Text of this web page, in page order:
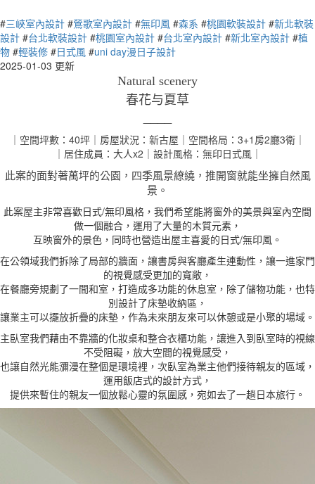
#三峽室內設計 #鶯歌室內設計 #無印風 #森系 #桃園軟裝設計 #新北軟裝
設計 #台北軟裝設計 #桃園室內設計 #台北室內設計 #新北室內設計 #植
物 #輕裝修 #日式風 #uni day漫日子設計
2025-01-03 更新
Natural scenery
春花与夏草
｜空間坪數：40坪｜房屋狀況：新古屋｜空間格局：3+1房2廳3衛｜
｜居住成員：大人x2｜設計風格：無印日式風｜
此案的面對著萬坪的公園，四季風景繚繞，推開窗就能坐擁自然風
景。
此案屋主非常喜歡日式/無印風格，我們希望能將窗外的美景與室內空間
做一個融合，運用了大量的木質元素，
互映窗外的景色，同時也營造出屋主喜愛的日式/無印風。
在公領域我們拆除了局部的牆面，讓書房與客廳產生連動性，讓一進家門
的視覺感受更加的寬敞，
在餐廳旁規劃了一間和室，打造成多功能的休息室，除了儲物功能，也特
別設計了床墊收納區，
讓業主可以擺放折疊的床墊，作為未來朋友來可以休憩或是小聚的場域。
主臥室我們藉由不靠牆的化妝桌和整合衣櫃功能，讓進入到臥室時的視線
不受阻礙，放大空間的視覺感受，
也讓自然光能瀰漫在整個是環境裡，次臥室為業主他們接待親友的區域，
運用飯店式的設計方式，
提供來暫住的親友一個放鬆心靈的氛圍感，宛如去了一趟日本旅行。